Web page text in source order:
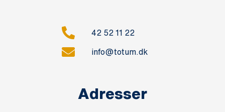
42 52 11 22
info@totum.dk
Adresser